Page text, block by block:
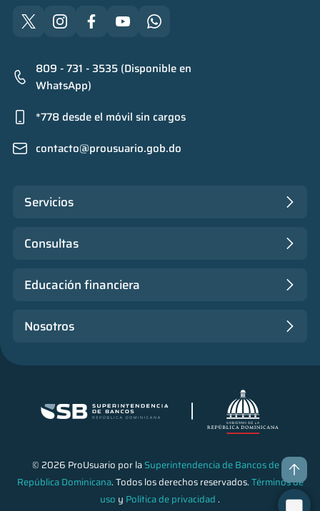
© 2026 ProUsuario por laSuperintendencia de Bancos de la
República Dominicana. Todos los derechos reservados.Términos de
uso y Política de privacidad.
809 - 731 - 3535 (Disponible en
WhatsApp)
*778 desde el móvil sin cargos
contacto@prousuario.gob.do
Servicios
Consultas
Educación financiera
Nosotros